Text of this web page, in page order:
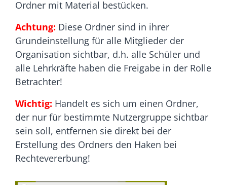
Ordner mit Material bestücken.
Achtung: Diese Ordner sind in ihrer
Grundeinstellung für alle Mitglieder der
Organisation sichtbar, d.h. alle Schüler und
alle Lehrkräfte haben die Freigabe in der Rolle
Betrachter!
Wichtig: Handelt es sich um einen Ordner,
der nur für bestimmte Nutzergruppe sichtbar
sein soll, entfernen sie direkt bei der
Erstellung des Ordners den Haken bei
Rechtevererbung!